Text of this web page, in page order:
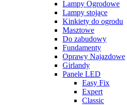
Lampy Ogrodowe
Lampy stojące
Kinkiety do ogrodu
Masztowe
Do zabudowy
Fundamenty
Oprawy Najazdowe
Girlandy
Panele LED
Easy Fix
Expert
Classic